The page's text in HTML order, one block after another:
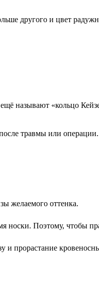
другого и цвет
называют «кольцо
травмы или операции.
желаемого оттенка.
Поэтому, чтобы
и прорастание